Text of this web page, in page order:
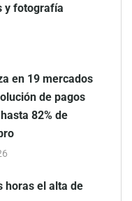
y fotografía
en 19 mercados
de pagos
82% de
horas el alta de